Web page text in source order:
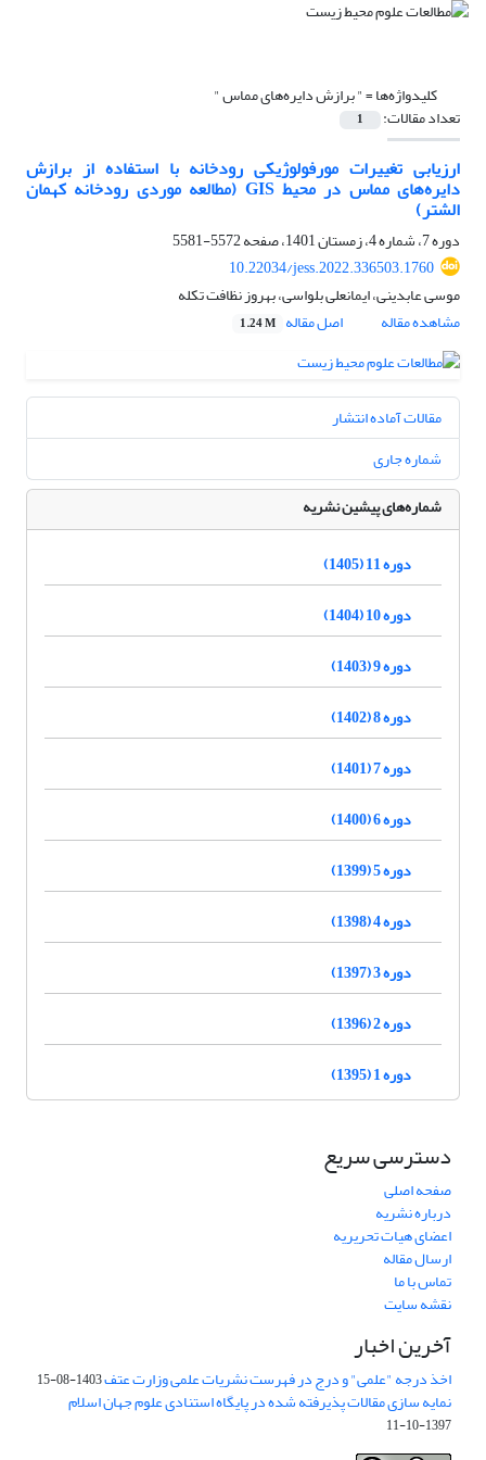
کلیدواژه‌ها =" برازش دایره‌های مماس "
تعداد مقالات: 1
ارزیابی تغییرات مورفولوژیکی رودخانه با استفاده از برازش
دایره‌های مماس در محیط GIS (مطالعه موردی رودخانه کهمان
الشتر)
دوره 7، شماره 4، زمستان 1401، صفحه
5572-5581
10.22034/jess.2022.336503.1760
موسی عابدینی، ایمانعلی بلواسی، بهروز نظافت تکله
مشاهده مقاله
اصل مقاله 1.24 M
مقالات آماده انتشار
شماره جاری
شماره‌های پیشین نشریه
دوره 11 (1405)
دوره 10 (1404)
دوره 9 (1403)
دوره 8 (1402)
دوره 7 (1401)
دوره 6 (1400)
دوره 5 (1399)
دوره 4 (1398)
دوره 3 (1397)
دوره 2 (1396)
دوره 1 (1395)
دسترسی سریع
صفحه اصلی
درباره نشریه
اعضای هیات تحریریه
ارسال مقاله
تماس با ما
نقشه سایت
آخرین اخبار
اخذ درجه "علمی" و درج در فهرست نشریات علمی وزارت عتف1403-08-15
نمایه سازی مقالات پذیرفته شده در پایگاه استنادی علوم جهان اسلام
1397-10-11